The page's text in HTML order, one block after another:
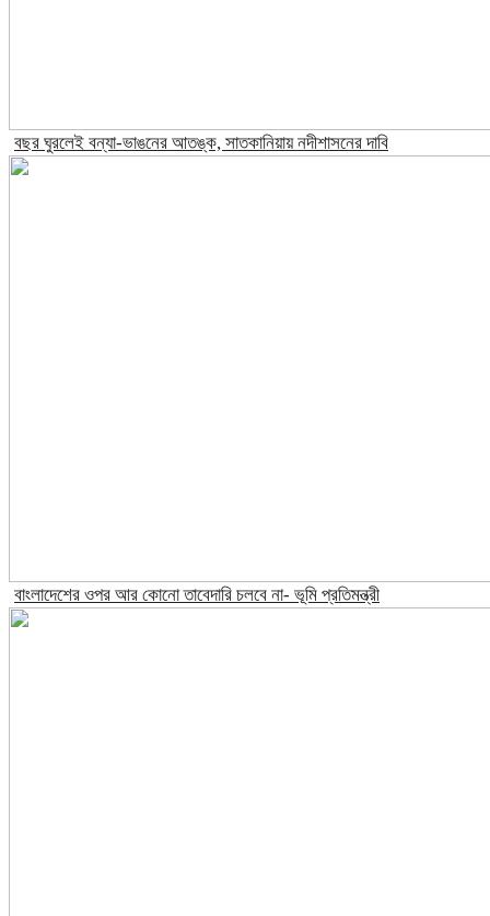
বছর ঘুরলেই বন্যা-ভাঙনের আতঙ্ক, সাতকানিয়ায় নদীশাসনের দাবি
বাংলাদেশের ওপর আর কোনো তাবেদারি চলবে না- ভূমি প্রতিমন্ত্রী